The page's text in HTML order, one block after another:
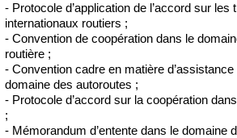
- Protocole d’application de l’accord sur les
internationaux routiers ;
- Convention de coopération dans le
routière ;
- Convention cadre en matière
domaine des autoroutes ;
- Protocole d’accord sur la coopération
;
- Mémorandum d’entente dans le domaine